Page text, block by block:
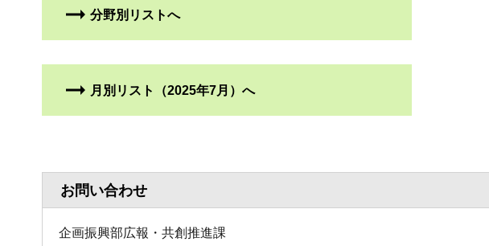
分野別リストへ
月別リスト（2025年7月）へ
お問い合わせ
企画振興部広報・共創推進課